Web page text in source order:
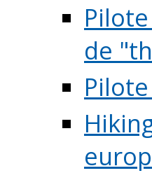
de